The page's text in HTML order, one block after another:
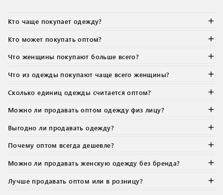
Кто чаще покупает одежду?
Кто может покупать оптом?
Что женщины покупают больше всего?
Что из одежды покупают чаще всего женщины?
Сколько единиц одежды считается оптом?
Можно ли продавать оптом одежду физ лицу?
Выгодно ли продавать одежду?
Почему оптом всегда дешевле?
Можно ли продавать женскую одежду без бренда?
Лучше продавать оптом или в розницу?